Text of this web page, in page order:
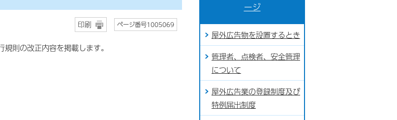
印刷 ページ番号1005069
則の改正内容を掲載します。
ージ
屋外広告物を設置するとき
管理者、点検者、安全管理
について
屋外広告業の登録制度及び
特例届出制度